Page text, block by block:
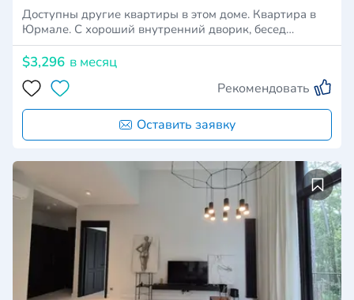
Доступны другие квартиры в этом доме. Квартира в
Юрмале. С хороший внутренний дворик, бесед…
$3,296 в месяц
Рекомендовать
Оставить заявку